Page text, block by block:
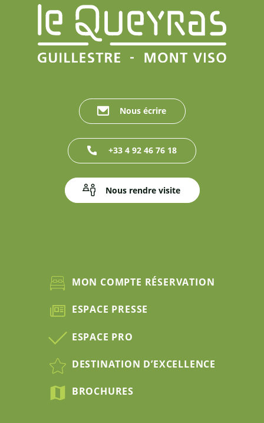
Nous écrire
+33 4 92 46 76 18
Nous rendre visite
MON COMPTE RÉSERVATION
ESPACE PRESSE
ESPACE PRO
DESTINATION D’EXCELLENCE
BROCHURES